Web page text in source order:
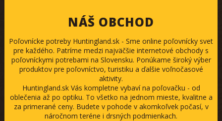
NÁŠ OBCHOD
Poľovnícke potreby Huntingland.sk - Sme online poľovnícky svet
pre každého. Patríme medzi najväčšie internetové obchody s
poľovníckymi potrebami na Slovensku. Ponúkame široký výber
produktov pre poľovníctvo, turistiku a ďalšie voľnočasové
aktivity.
Huntingland.sk Vás kompletne vybaví na poľovačku - od
oblečenia až po optiku. To všetko na jednom mieste, kvalitne a
za primerané ceny. Budete v pohode v akomkoľvek počasí, v
náročnom teréne i drsných podmienkach.